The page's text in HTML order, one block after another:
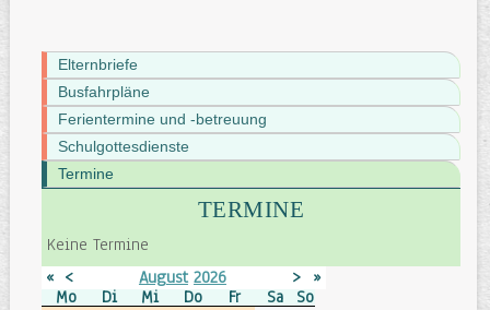
Elternbriefe
Busfahrpläne
Ferientermine und -betreuung
Schulgottesdienste
Termine
TERMINE
Keine Termine
« < August 2026 > »
Mo
Di Mi Do Fr Sa
So